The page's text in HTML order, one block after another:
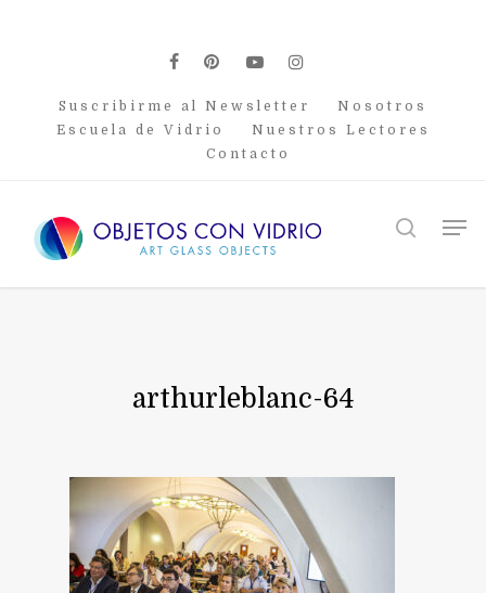
facebook
pinterest
youtubeinstagram
Suscribirme al Newsletter
Nosotros
Escuela de Vidrio
Nuestros Lectores
Contacto
search
arthurleblanc-64